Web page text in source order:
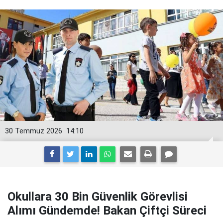
14:10
30 Temmuz 2026
Okullara 30 Bin Güvenlik Görevlisi
Alımı Gündemde! Bakan Çiftçi Süreci